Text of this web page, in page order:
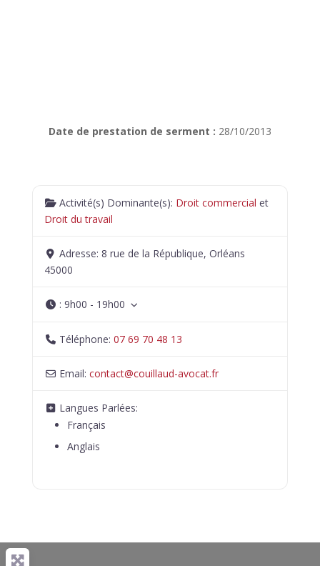
Date de prestation de serment : 28/10/2013
Activité(s) Dominante(s): Droit commercial et
Droit du travail
Adresse:8 rue de la République, Orléans
45000
:9h00 - 19h00
Téléphone:07 69 70 48 13
Email:contact@couillaud-avocat.fr
Langues Parlées:
Français
Anglais